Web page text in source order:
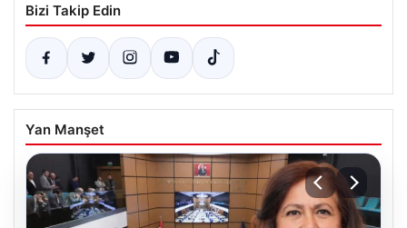
Bizi Takip Edin
Yan Manşet